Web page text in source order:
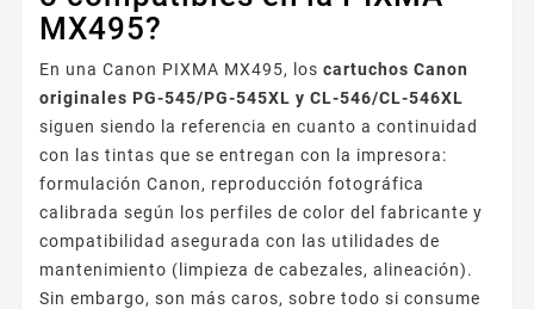
MX495?
En una Canon PIXMA MX495, los cartuchos Canon
originales PG-545/PG-545XL y CL-546/CL-546XL
siguen siendo la referencia en cuanto a continuidad
con las tintas que se entregan con la impresora:
formulación Canon, reproducción fotográfica
calibrada según los perfiles de color del fabricante y
compatibilidad asegurada con las utilidades de
mantenimiento (limpieza de cabezales, alineación).
Sin embargo, son más caros, sobre todo si consume